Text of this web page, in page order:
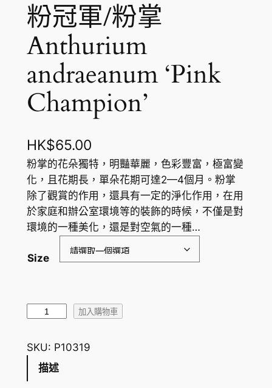
粉冠軍/粉掌
Anthurium
andraeanum ‘Pink
Champion’
HK$65.00
粉掌的花朵獨特，明豔華麗，色彩豐富，極富變
化，且花期長，單朵花期可達2—4個月。粉掌
除了觀賞的作用，還具有一定的淨化作用，在用
於家庭和辦公室環境等的裝飾的時候，不僅是對
環境的一種美化，還是對空氣的一種…
Size
軍
/
加入購物車
SKU: P10319
描述